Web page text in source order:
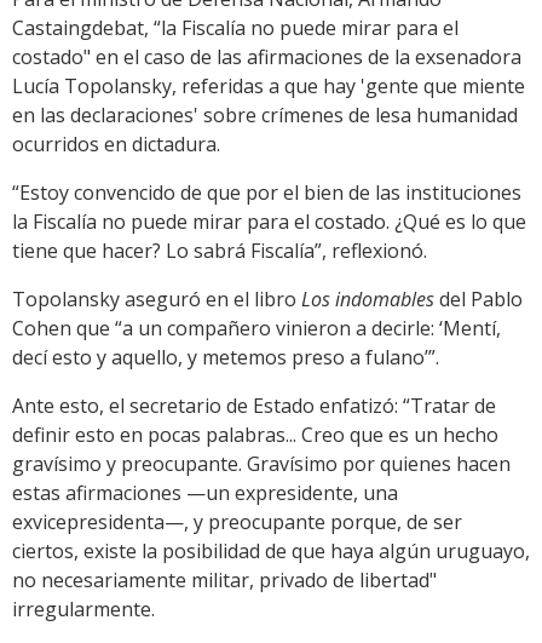
Castaingdebat, “la Fiscalía no puede mirar para el
costado" en el caso de las afirmaciones de la exsenadora
Lucía Topolansky, referidas a que hay 'gente que miente
en las declaraciones' sobre crímenes de lesa humanidad
ocurridos en dictadura.
“Estoy convencido de que por el bien de las instituciones
la Fiscalía no puede mirar para el costado. ¿Qué es lo que
tiene que hacer? Lo sabrá Fiscalía”, reflexionó.
Topolansky aseguró en el libro Los indomablesdel Pablo
Cohen que “a un compañero vinieron a decirle: ‘Mentí,
decí esto y aquello, y metemos preso a fulano’”.
Ante esto, el secretario de Estado enfatizó: “Tratar de
definir esto en pocas palabras... Creo que es un hecho
gravísimo y preocupante. Gravísimo por quienes hacen
estas afirmaciones —un expresidente, una
exvicepresidenta—, y preocupante porque, de ser
ciertos, existe la posibilidad de que haya algún uruguayo,
no necesariamente militar, privado de libertad"
irregularmente.